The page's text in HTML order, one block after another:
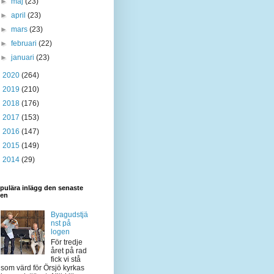
►april(23)
►mars(23)
►februari(22)
►januari(23)
2020 (264)
2019 (210)
2018 (176)
2017 (153)
2016 (147)
2015 (149)
2014 (29)
inlägg den senaste
Byagudstjä
nst på
logen
För tredje
året på rad
fick vi stå
som värd för Örsjö kyrkas